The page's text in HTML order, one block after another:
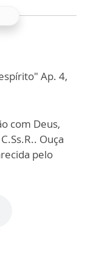
Ap. 4,
com Deus,
Ouça
pelo